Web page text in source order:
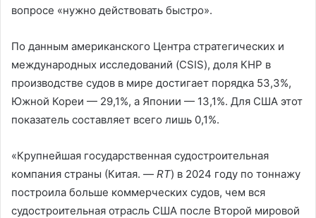
вопросе «нужно действовать быстро».
По данным американского Центра стратегических и
международных исследований (CSIS), доля КНР в
производстве судов в мире достигает порядка 53,3%,
Южной Кореи — 29,1%, а Японии — 13,1%. Для США этот
показатель составляет всего лишь 0,1%.
«Крупнейшая государственная судостроительная
компания страны (Китая. — RT) в 2024 году по тоннажу
построила больше коммерческих судов, чем вся
судостроительная отрасль США после Второй мировой